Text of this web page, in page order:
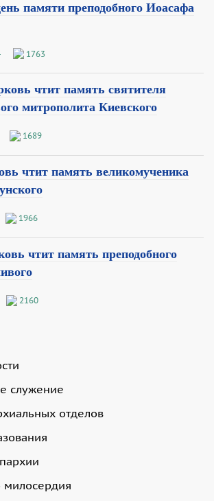
памяти преподобного Иоасафа
1763
чтит память святителя
митрополита Киевского
1689
чтит память великомученика
1966
чтит память преподобного
2160
служение
отделов
милосердия